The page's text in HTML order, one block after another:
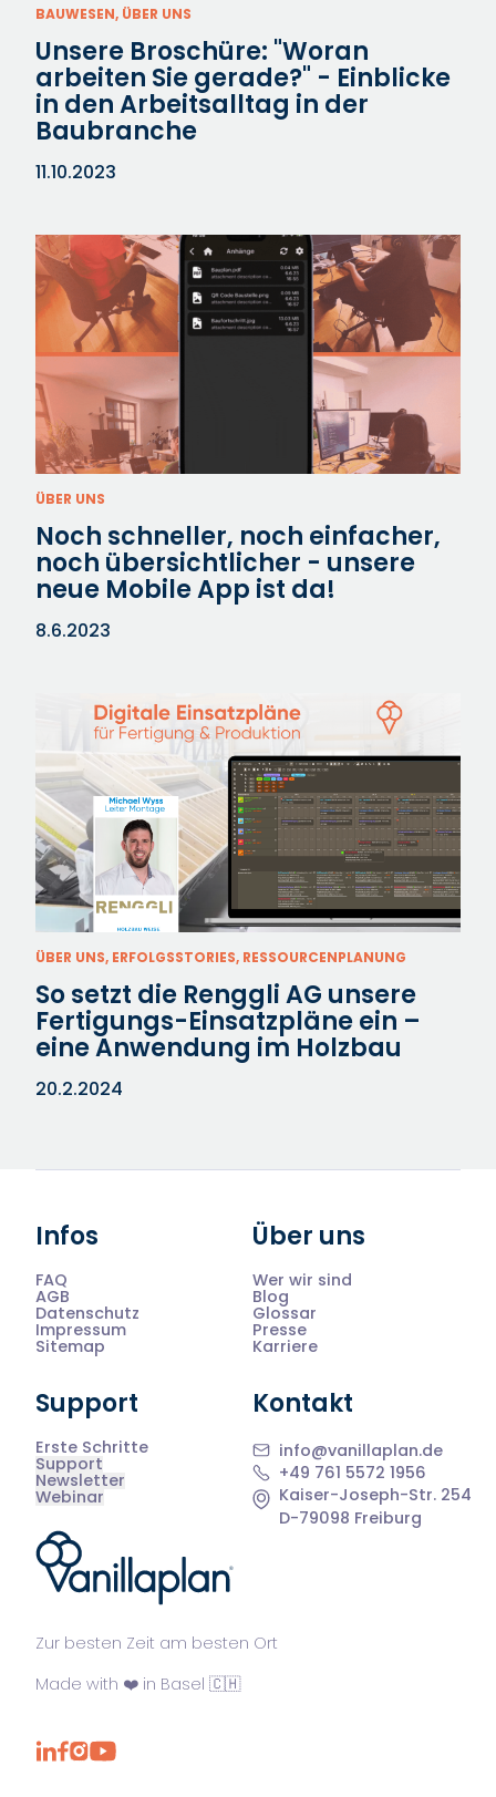
BAUWESEN, ÜBER UNS
Unsere Broschüre: "Woran
arbeiten Sie gerade?" - Einblicke
in den Arbeitsalltag in der
Baubranche
11.10.2023
ÜBER UNS
Noch schneller, noch einfacher,
noch übersichtlicher - unsere
neue Mobile App ist da!
8.6.2023
ÜBER UNS, ERFOLGSSTORIES, RESSOURCENPLANUNG
So setzt die Renggli AG unsere
Fertigungs-Einsatzpläne ein –
eine Anwendung im Holzbau
20.2.2024
®
Zur besten Zeit am besten Ort
Made with ❤️ in Basel 🇨🇭
Infos
FAQ
AGB
Datenschutz
Impressum
Sitemap
Über uns
Wer wir sind
Blog
Glossar
Presse
Karriere
Support
Erste Schritte
Support
Newsletter
Webinar
Kontakt
info@vanillaplan.de
+49 761 5572 1956
Kaiser-Joseph-Str. 254
D-79098 Freiburg